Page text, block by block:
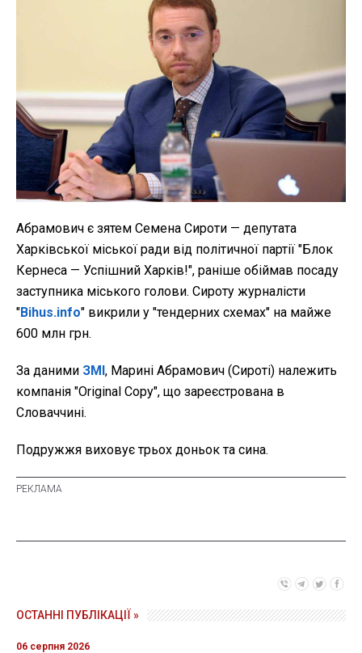
Абрамович є зятем Семена Сироти — депутата
Харківської міської ради від політичної партії "Блок
Кернеса — Успішний Харків!", раніше обіймав посаду
заступника міського голови. Сироту журналісти
"Bihus.info" викрили у "тендерних схемах" на майже
600 млн грн.
За даними ЗМІ, Марині Абрамович (Сироті) належить
компанія "Original Copy", що зареєстрована в
Словаччині.
Подружжя виховує трьох доньок та сина.
ОСТАННІ ПУБЛІКАЦІЇ »
06 серпня 2026